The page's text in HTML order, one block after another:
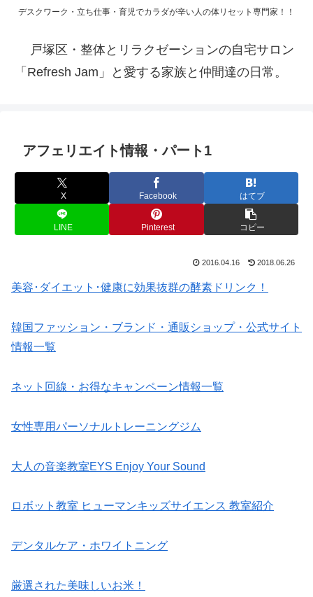
デスクワーク・立ち仕事・育児でカラダが辛い人の体リセット専門家！！
戸塚区・整体とリラクゼーションの自宅サロン
「Refresh Jam」と愛する家族と仲間達の日常。
アフェリエイト情報・パート1
X Facebook はてブ
LINE Pinterest コピー
2016.04.16 2018.06.26
美容･ダイエット･健康に効果抜群の酵素ドリンク！
韓国ファッション・ブランド・通販ショップ・公式サイト
情報一覧
ネット回線・お得なキャンペーン情報一覧
女性専用パーソナルトレーニングジム
大人の音楽教室EYS Enjoy Your Sound
ロボット教室 ヒューマンキッズサイエンス 教室紹介
デンタルケア・ホワイトニング
厳選された美味しいお米！